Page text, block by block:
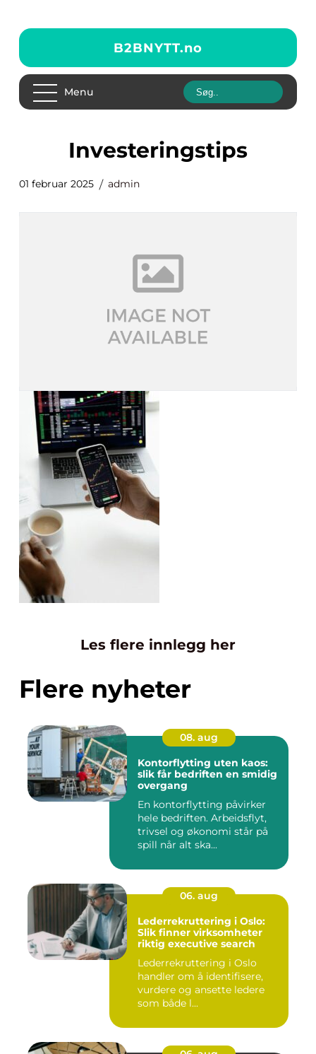
B2BNYTT.no
Menu
Investeringstips
01 februar 2025 admin
Les flere innlegg her
Flere nyheter
08. aug
Kontorflytting uten kaos:
slik får bedriften en smidig
overgang
En kontorflytting påvirker
hele bedriften. Arbeidsflyt,
trivsel og økonomi står på
spill når alt ska...
06. aug
Lederrekruttering i Oslo:
Slik finner virksomheter
riktig executive search
Lederrekruttering i Oslo
handler om å identifisere,
vurdere og ansette ledere
som både l...